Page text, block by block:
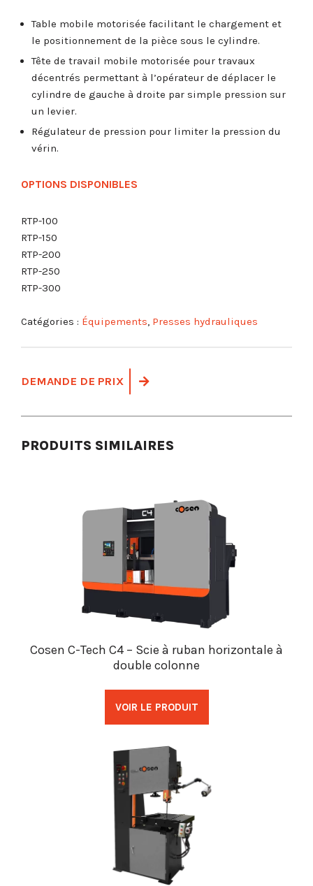
Table mobile motorisée facilitant le chargement et
le positionnement de la pièce sous le cylindre.
Tête de travail mobile motorisée pour travaux
décentrés permettant à l’opérateur de déplacer le
cylindre de gauche à droite par simple pression sur
un levier.
Régulateur de pression pour limiter la pression du
vérin.
OPTIONS DISPONIBLES
RTP-100
RTP-150
RTP-200
RTP-250
RTP-300
Catégories : Équipements, Presses hydrauliques
DEMANDE DE PRIX
PRODUITS SIMILAIRES
Cosen C-Tech C4 – Scie à ruban horizontale à
double colonne
VOIR LE PRODUIT